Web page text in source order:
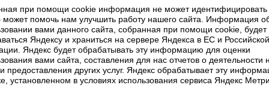
за урожай". Популярное выражение
времен оказалось актуальным для
года
при помощи cookie информация не может идентифицировать
может помочь нам улучшить работу нашего сайта. Информация
вами данного сайта, собранная при помощи cookie, будет
Яндексу и храниться на сервере Яндекса в ЕС и Российской
Яндекс будет обрабатывать эту информацию для оценки
вами сайта, составления для нас отчетов о деятельности
предоставления других услуг. Яндекс обрабатывает эту
установленном в условиях использования сервиса Яндекс